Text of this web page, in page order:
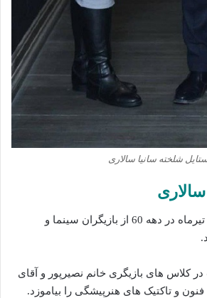
شلخته سانیا سالاری
سالاری
سانیا سالاری متولد 20 تیرماه در دهه 60 از بازیگران سینما و
کلاس های بازیگری خانم نصیرپور و آقای
و تاکتیک های هنرپیشگی را بیاموزد.